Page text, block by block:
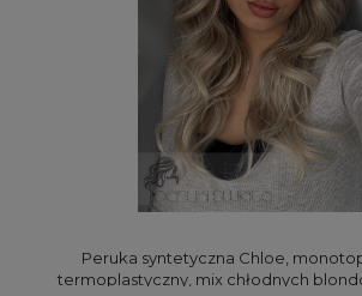
Peruka syntetyczna Chloe,
termoplastyczny, mix chłodnych